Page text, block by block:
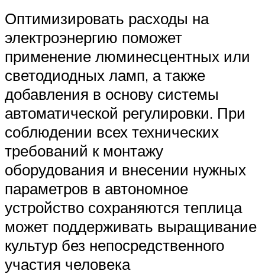
Оптимизировать расходы на
электроэнергию поможет
применение люминесцентных или
светодиодных ламп, а также
добавления в основу системы
автоматической регулировки. При
соблюдении всех технических
требований к монтажу
оборудования и внесении нужных
параметров в автономное
устройство сохраняются теплица
может поддерживать выращивание
культур без непосредственного
участия человека